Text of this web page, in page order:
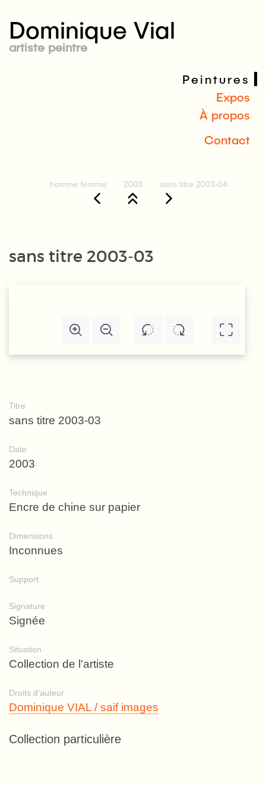
Dominique Vial
artiste peintre
Peintures
Expos
À propos
Contact
homme femme 2003 sans titre 2003-04
sans titre 2003-03
Titre
sans titre 2003-03
Date
2003
Technique
Encre de chine sur papier
Dimensions
Inconnues
Support
Signature
Signée
Situation
Collection de l'artiste
Droits d'auteur
Dominique VIAL / saif images
Collection particulière